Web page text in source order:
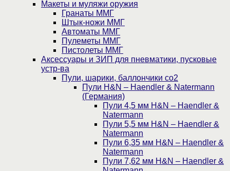
Макеты и муляжи оружия
Гранаты ММГ
Штык-ножи ММГ
Автоматы ММГ
Пулеметы ММГ
Пистолеты ММГ
Аксессуары и ЗИП для пневматики, пусковые
устр-ва
Пули, шарики, баллончики со2
Пули H&N – Haendler & Natermann
(Германия)
Пули 4,5 мм H&N – Haendler &
Natermann
Пули 5,5 мм H&N – Haendler &
Natermann
Пули 6,35 мм H&N – Haendler &
Natermann
Пули 7,62 мм H&N – Haendler &